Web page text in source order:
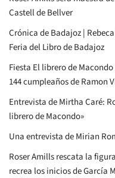
Castell de Bellver
Crónica de Badajoz |
Feria del Libro de Badajoz
Fiesta El librero de
144 cumpleaños de Ramon
Entrevista de Mirtha Caré:
librero de Macondo»
Una entrevista de Mirian
Roser Amills rescata la
recrea los inicios de García